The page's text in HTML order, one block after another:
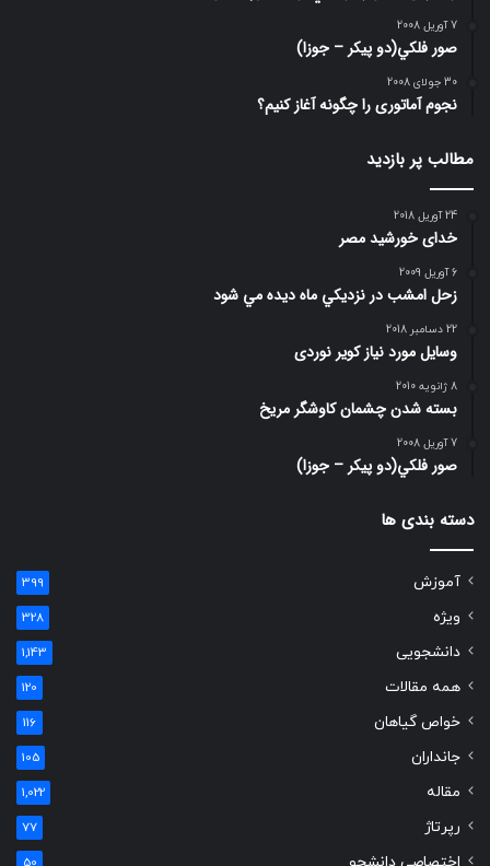
7 آوریل 2008
صور فلكي(دو پیکر – جوزا)
30 جولای 2008
نجوم آماتوری را چگونه آغاز کنیم؟
مطالب پر بازدید
24 آوریل 2018
خدای خورشید مصر
6 آوریل 2009
زحل امشب در نزديكي ماه ديده مي شود
22 دسامبر 2018
وسایل مورد نیاز کویر نوردی
8 ژانویه 2010
بسته شدن چشمان کاوشگر مريخ
7 آوریل 2008
صور فلكي(دو پیکر – جوزا)
دسته بندی ها
آموزش 399
ویژه 328
دانشجویی 1,143
همه مقالات 120
خواص گیاهان 116
جانداران 105
مقاله 1,022
رپرتاژ 77